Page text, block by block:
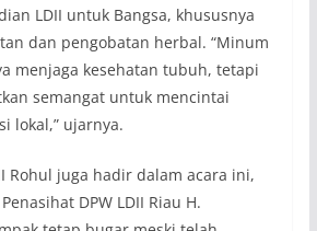
LDII untuk Bangsa, khususnya
dan pengobatan herbal. “Minum
menjaga kesehatan tubuh, tetapi
semangat untuk mencintai
lokal,” ujarnya.
Rohul juga hadir dalam acara ini,
DPW LDII Riau H.